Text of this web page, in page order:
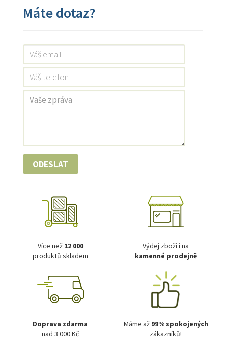
Máte dotaz?
ODESLAT
Více než 12 000
produktů skladem
Výdej zboží i na
kamenné prodejně
Doprava zdarma
nad 3 000 Kč
Máme až 99% spokojených
zákazníků!